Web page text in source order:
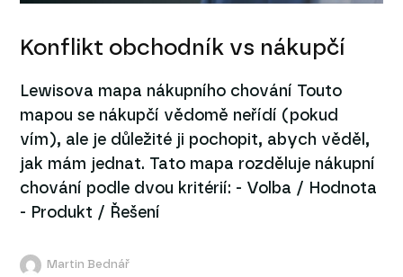
Konflikt obchodník vs nákupčí
Lewisova mapa nákupního chování Touto
mapou se nákupčí vědomě neřídí (pokud
vím), ale je důležité ji pochopit, abych věděl,
jak mám jednat. Tato mapa rozděluje nákupní
chování podle dvou kritérií: - Volba / Hodnota
- Produkt / Řešení
Martin Bednář